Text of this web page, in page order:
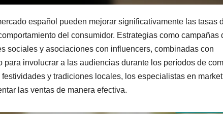
español pueden mejorar significativamente las tasas
del consumidor. Estrategias como campañas
sociales y asociaciones con influencers, combinadas con
involucrar a las audiencias durante los períodos de
y tradiciones locales, los especialistas en
las ventas de manera efectiva.